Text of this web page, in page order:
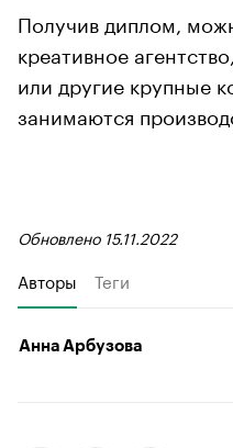
Получив диплом,
креативное
или другие крупные
занимаются
Обновлено 15.11.2022
Авторы Теги
Анна Арбузова